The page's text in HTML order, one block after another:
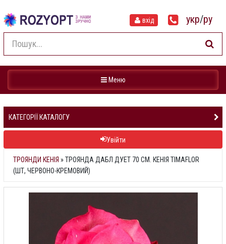
вхід укр/ру
Навігація
Меню
КАТЕГОРІЇ КАТАЛОГУ
Увійти
ТРОЯНДИ КЕНІЯ »ТРОЯНДА ДАБЛ ДУЕТ 70 СМ. КЕНІЯ TIMAFLOR
(ШТ, ЧЕРВОНО-КРЕМОВИЙ)